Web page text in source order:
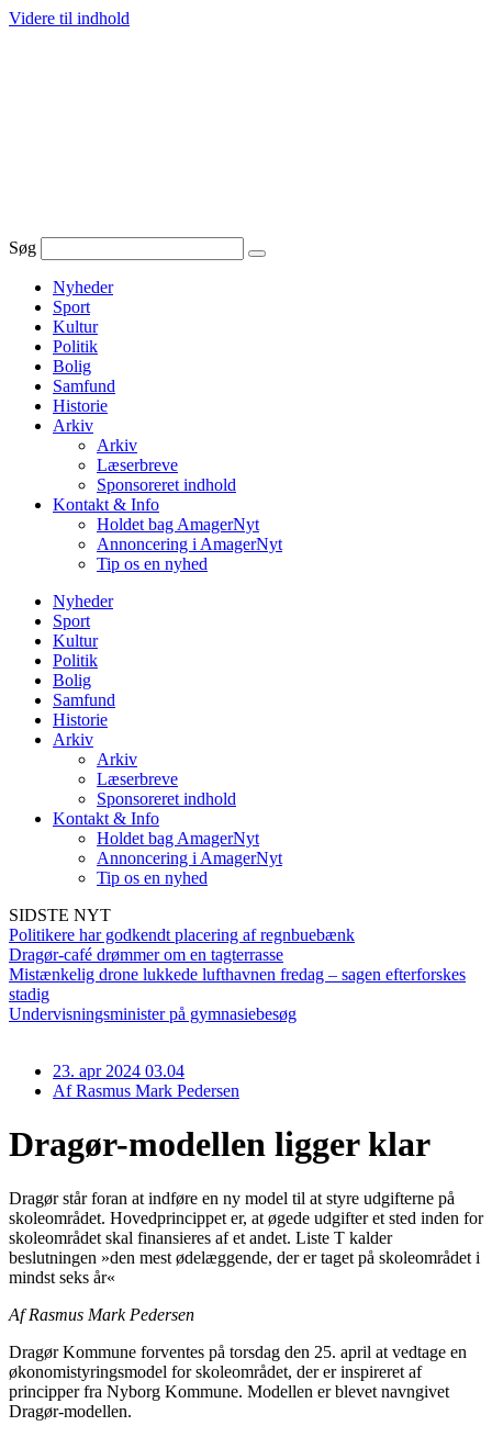
Videre til indhold
Søg
Nyheder
Sport
Kultur
Politik
Bolig
Samfund
Historie
Arkiv
Arkiv
Læserbreve
Sponsoreret indhold
Kontakt & Info
Holdet bag AmagerNyt
Annoncering i AmagerNyt
Tip os en nyhed
Nyheder
Sport
Kultur
Politik
Bolig
Samfund
Historie
Arkiv
Arkiv
Læserbreve
Sponsoreret indhold
Kontakt & Info
Holdet bag AmagerNyt
Annoncering i AmagerNyt
Tip os en nyhed
SIDSTE NYT
Politikere har godkendt placering af regnbuebænk
Dragør-café drømmer om en tagterrasse
Mistænkelig drone lukkede lufthavnen fredag – sagen efterforskes
stadig
Undervisningsminister på gymnasiebesøg
23. apr 2024 03.04
AfRasmus Mark Pedersen
Dragør-modellen ligger klar
Dragør står foran at indføre en ny model til at styre udgifterne på
skoleområdet. Hovedprincippet er, at øgede udgifter et sted inden for
skoleområdet skal finansieres af et andet. Liste T kalder
beslutningen »den mest ødelæggende, der er taget på skoleområdet i
mindst seks år«
Af Rasmus Mark Pedersen
Dragør Kommune forventes på torsdag den 25. april at vedtage en
økonomistyringsmodel for skoleområdet, der er inspireret af
principper fra Nyborg Kommune. Modellen er blevet navngivet
Dragør-modellen.